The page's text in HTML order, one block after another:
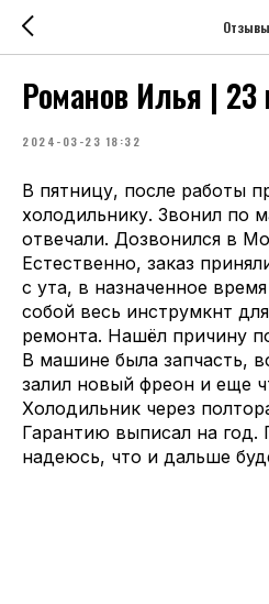
Отзывы
Романов Илья | 23
2024-03-23 18:32
В пятницу, после работы
холодильнику. Звонил по
отвечали. Дозвонился в
Естественно, заказ
с ута, в назначенное
собой весь инструмкнт
ремонта. Нашёл причину
В машине была запчасть,
залил новый фреон и еще
Холодильник через
Гарантию выписал на год.
надеюсь, что и дальше